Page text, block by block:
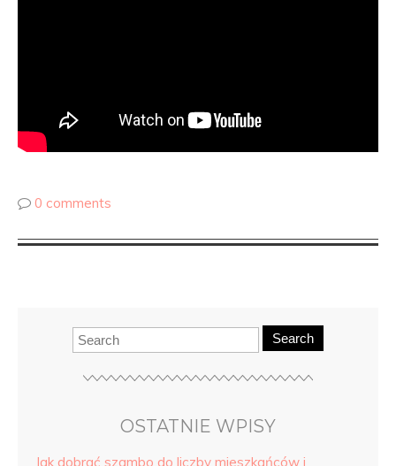
0 comments
Search
OSTATNIE WPISY
Jak dobrać szambo do liczby mieszkańców i